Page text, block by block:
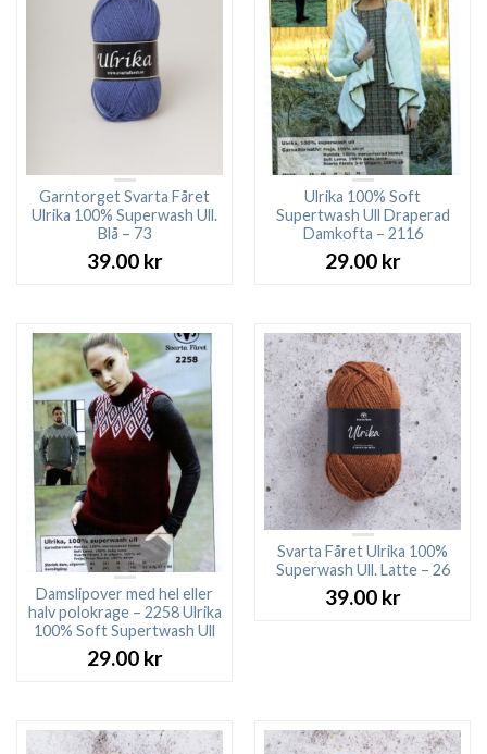
Garntorget Svarta Fåret
Ulrika 100% Superwash Ull.
Blå – 73
39.00 kr
Ulrika 100% Soft
Supertwash Ull Draperad
Damkofta – 2116
29.00 kr
Damslipover med hel eller
halv polokrage – 2258 Ulrika
100% Soft Supertwash Ull
29.00 kr
Svarta Fåret Ulrika 100%
Superwash Ull. Latte – 26
39.00 kr